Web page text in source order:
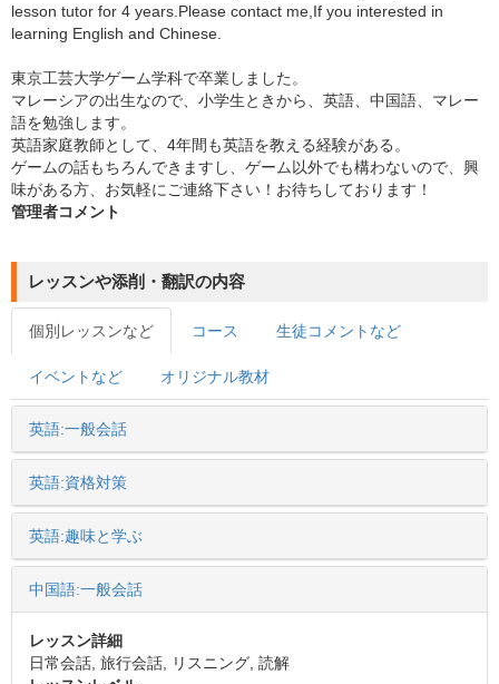
lesson tutor for 4 years.Please contact me,If you interested in
learning English and Chinese.
東京工芸大学ゲーム学科で卒業しました。
マレーシアの出生なので、小学生ときから、英語、中国語、マレー
語を勉強します。
英語家庭教師として、4年間も英語を教える経験がある。
ゲームの話もちろんできますし、ゲーム以外でも構わないので、興
味がある方、お気軽にご連絡下さい！お待ちしております！
管理者コメント
レッスンや添削・翻訳の内容
個別レッスンなど コース 生徒コメントなど
イベントなど オリジナル教材
英語:一般会話
英語:資格対策
英語:趣味と学ぶ
中国語:一般会話
レッスン詳細
日常会話, 旅行会話, リスニング, 読解